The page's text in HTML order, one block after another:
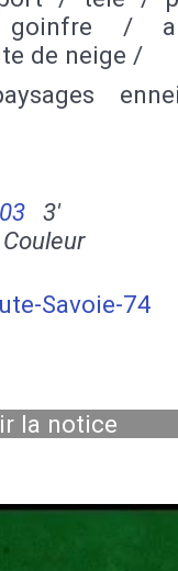
/
de neige /
3'
Savoie-74
la notice